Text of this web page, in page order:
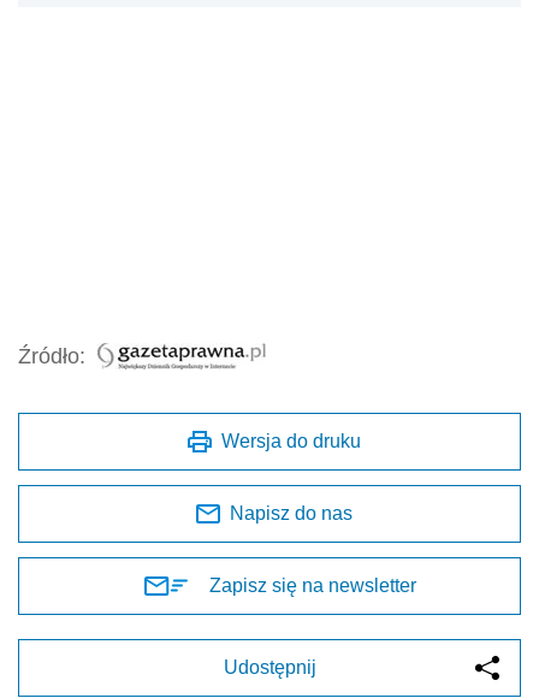
Źródło:
Wersja do druku
Napisz do nas
Zapisz się na newsletter
Udostępnij